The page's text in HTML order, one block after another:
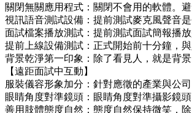
關閉無關應用程式：關閉不會用的軟體。
視訊語音測試設備：提前測試麥克風聲音
面試檔案播放測試：提前測試面試簡報播
提前上線設備測試：正式開始前十分鐘，
背景乾淨第一印象：除了看見人，就是背
【遠距面試中互動】
服裝儀容形象加分：針對應徵的產業與公
眼睛角度對準鏡頭：眼睛角度對準攝影鏡
善用肢體態度自然：態度自然保持微笑，